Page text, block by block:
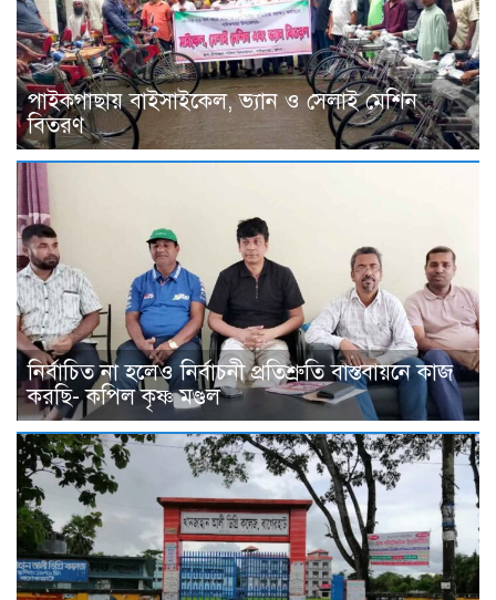
পাইকগাছায় বাইসাইকেল, ভ্যান ও সেলাই মেশিন
বিতরণ
নির্বাচিত না হলেও নির্বাচনী প্রতিশ্রুতি বাস্তবায়নে কাজ
করছি- কপিল কৃষ্ণ মণ্ডল